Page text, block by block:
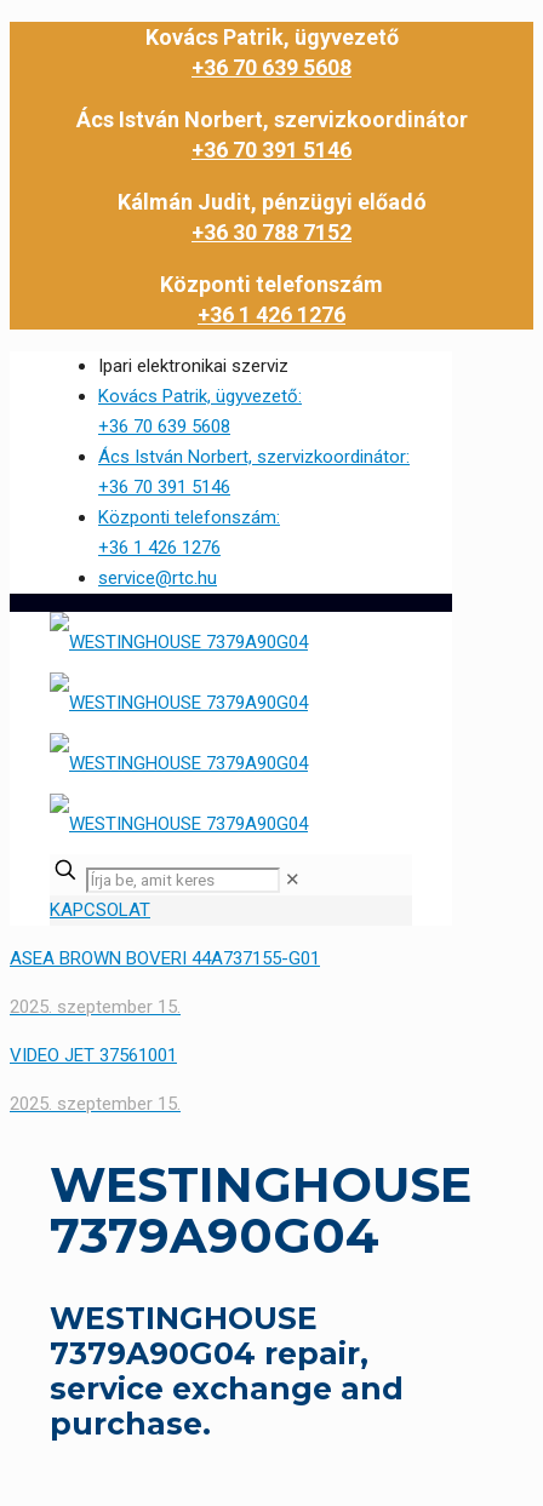
Kovács Patrik, ügyvezető
+36 70 639 5608
Ács István Norbert, szervizkoordinátor
+36 70 391 5146
Kálmán Judit, pénzügyi előadó
+36 30 788 7152
Központi telefonszám
+36 1 426 1276
Ipari elektronikai szerviz
Kovács Patrik, ügyvezető:
+36 70 639 5608
Ács István Norbert, szervizkoordinátor:
+36 70 391 5146
Központi telefonszám:
+36 1 426 1276
service@rtc.hu
✕
KAPCSOLAT
ASEA BROWN BOVERI 44A737155-G01
2025. szeptember 15.
VIDEO JET 37561001
2025. szeptember 15.
WESTINGHOUSE
7379A90G04
WESTINGHOUSE
7379A90G04 repair,
service exchange and
purchase.